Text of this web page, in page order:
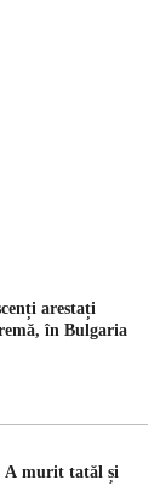
arestați
în Bulgaria
A murit tatăl și